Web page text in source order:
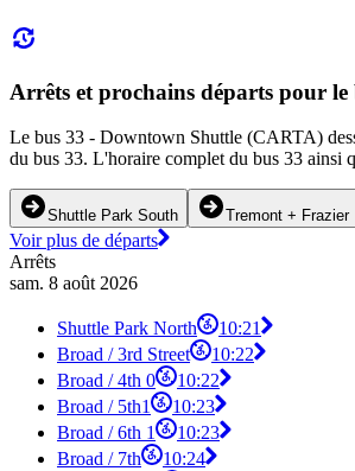
Arrêts et prochains départs pour
Le bus 33 - Downtown Shuttle (CARTA)
du bus 33. L'horaire complet du bus 33 ainsi
Shuttle Park South Tremont + Frazier
Voir plus de départs
Arrêts
sam. 8 août 2026
Shuttle Park North
10:21
Broad / 3rd Street
10:22
Broad / 4th 0
10:22
Broad / 5th1
10:23
Broad / 6th 1
10:23
Broad / 7th
10:24